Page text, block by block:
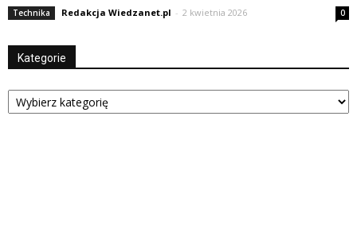
Technika Redakcja Wiedzanet.pl - 2 kwietnia 2026 0
Kategorie
Kategorie